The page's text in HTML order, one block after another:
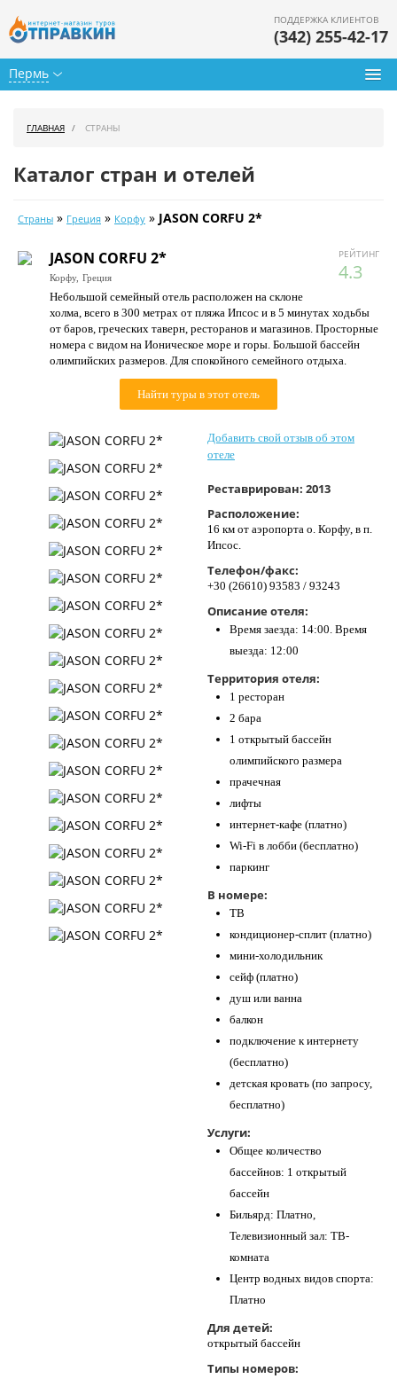
Пермь
ПОДДЕРЖКА КЛИЕНТОВ
(342) 255-42-17
Календарь туров
Цены дня
Страны
Как купить
ГЛАВНАЯ СТРАНЫ
Каталог стран и отелей
Страны » Греция » Корфу » JASON CORFU 2*
РЕЙТИНГ
4.3
JASON CORFU 2*
Корфу, Греция
Небольшой семейный отель расположен на склоне
холма, всего в 300 метрах от пляжа Ипсос и в 5 минутах ходьбы
от баров, греческих таверн, ресторанов и магазинов. Просторные
номера с видом на Ионическое море и горы. Большой бассейн
олимпийских размеров. Для спокойного семейного отдыха.
Найти туры в этот отель
Добавить свой отзыв об этом
отеле
Реставрирован: 2013
Расположение:
16 км от аэропорта о. Корфу, в п.
Ипсос.
Телефон/факс:
+30 (26610) 93583 / 93243
Описание отеля:
Время заезда: 14:00. Время
выезда: 12:00
Территория отеля:
1 ресторан
2 бара
1 открытый бассейн
олимпийского размера
прачечная
лифты
интернет-кафе (платно)
Wi-Fi в лобби (бесплатно)
паркинг
В номере:
ТВ
кондиционер-сплит (платно)
мини-холодильник
сейф (платно)
душ или ванна
балкон
подключение к интернету
(бесплатно)
детская кровать (по запросу,
бесплатно)
Услуги:
Общее количество
бассейнов: 1 открытый
бассейн
Бильярд: Платно,
Телевизионный зал: ТВ-
комната
Центр водных видов спорта:
Платно
Для детей:
открытый бассейн
Типы номеров: